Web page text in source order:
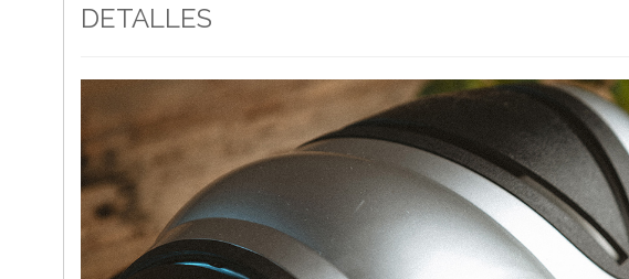
DETALLES